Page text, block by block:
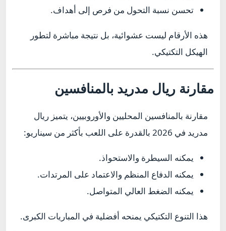
تحسن نسبة التحول من فرص إلى أهداف.
هذه الأرقام ليست عشوائية، بل نتيجة مباشرة لتطور
الهيكل التكتيكي.
مقارنة ريال مدريد بالمنافسين
مقارنة بالمنافسين المحليين والأوروبيين، يتميز ريال
مدريد في 2026 بالقدرة على اللعب بأكثر من سيناريو:
يمكنه السيطرة والاستحواذ.
يمكنه الدفاع المنظم والاعتماد على المرتدات.
يمكنه الضغط العالي المتواصل.
هذا التنوع التكتيكي يمنحه أفضلية في المباريات الكبرى.